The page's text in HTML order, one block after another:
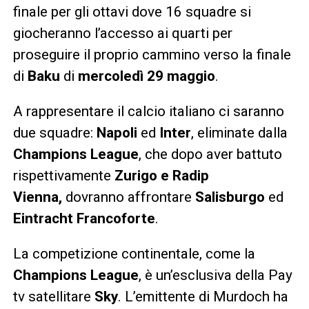
finale per gli ottavi dove 16 squadre si
giocheranno l’accesso ai quarti per
proseguire il proprio cammino verso la finale
di Baku di mercoledì 29 maggio.
A rappresentare il calcio italiano ci saranno
due squadre: Napoli ed Inter, eliminate dalla
Champions League, che dopo aver battuto
rispettivamente Zurigo e Radip
Vienna, dovranno affrontare Salisburgo ed
Eintracht Francoforte.
La competizione continentale, come la
Champions League, è un’esclusiva della Pay
tv satellitare Sky. L’emittente di Murdoch ha